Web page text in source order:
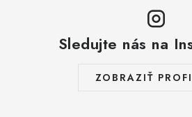
Sledujte nás na
ZOBRAZIŤ